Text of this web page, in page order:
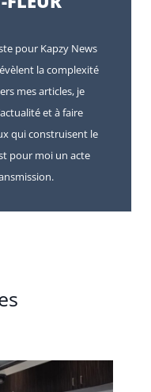
pour Kapzy News
la complexité
mes articles, je
et à faire
qui construisent le
pour moi un acte